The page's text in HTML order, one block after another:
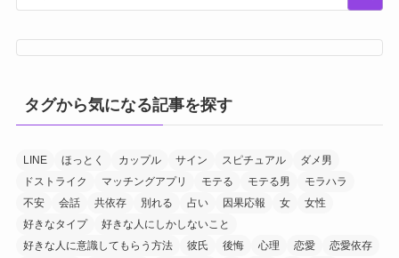
タグから気になる記事を探す
LINE ほっとく カップル サイン スピチュアル
ダメ男
ドストライク
マッチングアプリ モテる モテる男
モラハラ
不安
会話 共依存 別れる 占い 因果応報 女
女性
好きなタイプ
好きな人にしかしないこと
好きな人に意識してもらう方法
彼氏 後悔 心理 恋愛 恋愛依存